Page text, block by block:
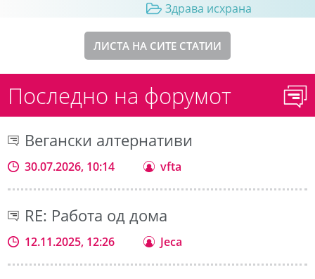
Здрава исхрана
ЛИСТА НА СИТЕ СТАТИИ
Последно на форумот
Вегански алтернативи
30.07.2026, 10:14 vfta
RE: Работа од дома
12.11.2025, 12:26 Jeca